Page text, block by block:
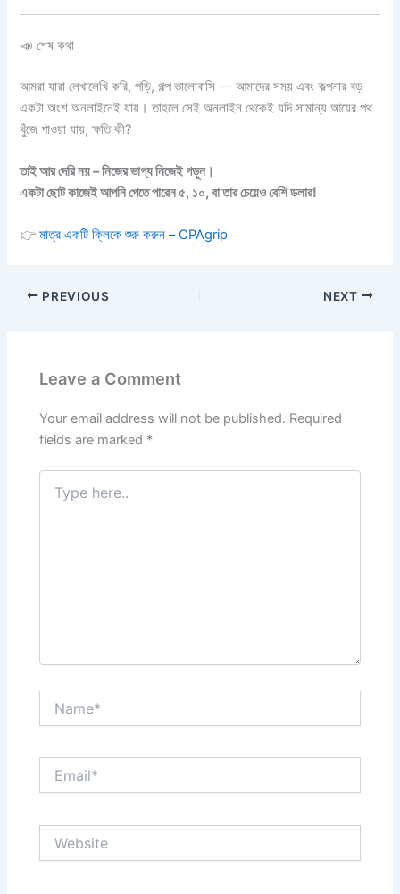
📣 শেষ কথা
আমরা যারা লেখালেখি করি, পড়ি, গল্প ভালোবাসি — আমাদের সময় এবং কল্পনার বড়
একটা অংশ অনলাইনেই যায়। তাহলে সেই অনলাইন থেকেই যদি সামান্য আয়ের পথ
খুঁজে পাওয়া যায়, ক্ষতি কী?
তাই আর দেরি নয় – নিজের ভাগ্য নিজেই গড়ুন।
একটা ছোট কাজেই আপনি পেতে পারেন ৫, ১০, বা তার চেয়েও বেশি ডলার!
👉মাত্র একটি ক্লিকে শুরু করুন – CPAgrip
PREVIOUS NEXT
Leave a Comment
Your email address will not be published. Required
fields are marked *
Type
here..